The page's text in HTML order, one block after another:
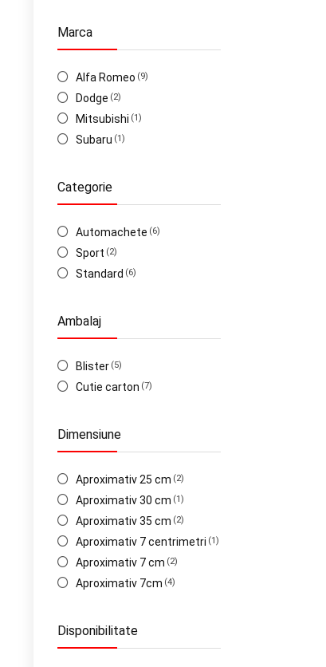
Marca
Alfa Romeo (9)
Dodge (2)
Mitsubishi (1)
Subaru (1)
Categorie
Automachete (6)
Sport (2)
Standard (6)
Ambalaj
Blister (5)
Cutie carton (7)
Dimensiune
Aproximativ 25 cm (2)
Aproximativ 30 cm (1)
Aproximativ 35 cm (2)
Aproximativ 7 centrimetri (1)
Aproximativ 7 cm (2)
Aproximativ 7cm (4)
Disponibilitate